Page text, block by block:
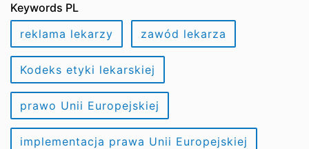
Keywords PL
reklama lekarzy
zawód lekarza
Kodeks etyki lekarskiej
prawo Unii Europejskiej
implementacja prawa Unii Europejskiej